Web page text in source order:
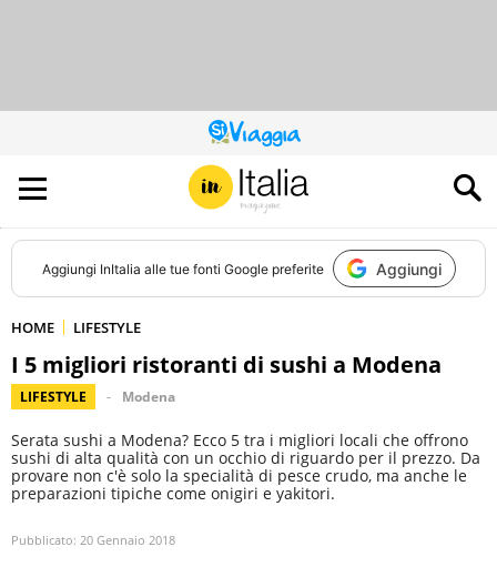
QUESTO
SITO
CONTRIBUISCE
ALL’AUDIENCE
DI
Aggiungi InItalia alle tue fonti Google preferite Aggiungi
HOME LIFESTYLE
I 5 migliori ristoranti di sushi a Modena
LIFESTYLE Modena
Serata sushi a Modena? Ecco 5 tra i migliori locali che offrono
sushi di alta qualità con un occhio di riguardo per il prezzo. Da
provare non c'è solo la specialità di pesce crudo, ma anche le
preparazioni tipiche come onigiri e yakitori.
Pubblicato: 20 Gennaio 2018